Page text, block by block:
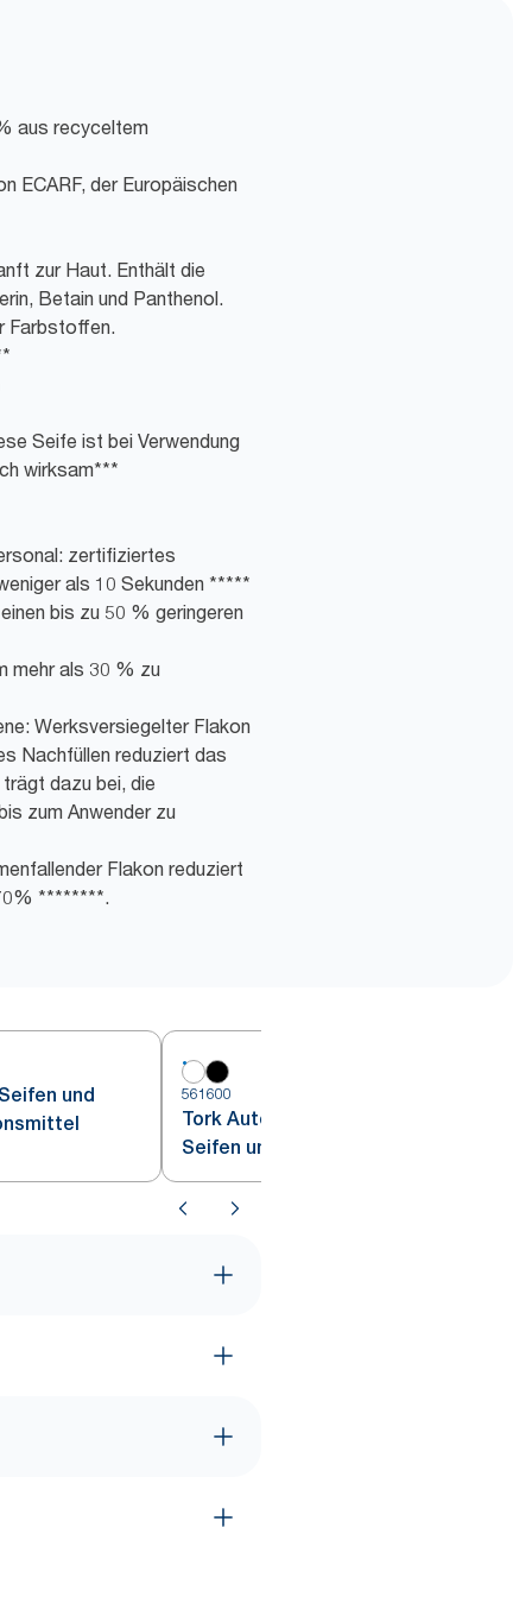
aus recyceltem
ECARF, der Europäischen
zur Haut. Enthält die
Betain und Panthenol.
Farbstoffen.
Seife ist bei Verwendung
wirksam***
zertifiziertes
als 10 Sekunden *****
bis zu 50 % geringeren
mehr als 30 % zu
Werksversiegelter Flakon
Nachfüllen reduziert das
dazu bei, die
zum Anwender zu
Flakon reduziert
********.
und
561600
Tork Automatik Spender für
Seifen und
Händedesinfektionsmittel